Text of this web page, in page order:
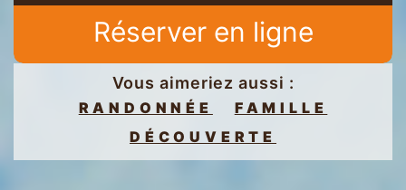
Réserver en ligne
Vous aimeriez aussi :
RANDONNÉE
FAMILLE
DÉCOUVERTE